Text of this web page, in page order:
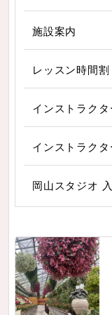
施設案内
レッスン時間割
インストラク
インストラクタ
岡山スタジオ